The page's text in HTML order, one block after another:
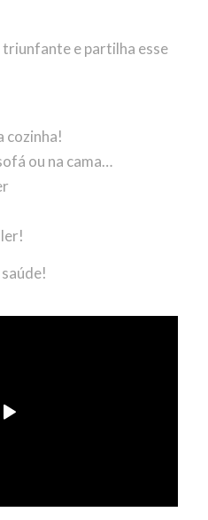
e partilha esse
cozinha!
ou na cama…